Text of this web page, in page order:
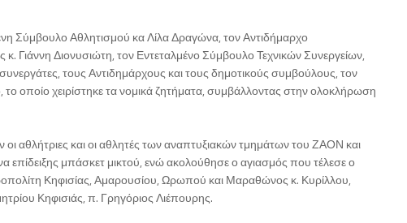
Σύμβουλο Αθλητισμού κα Λίλα Δραγώνα, τον Αντιδήμαρχο
Γιάννη Διονυσιώτη, τον Εντεταλμένο Σύμβουλο Τεχνικών Συνεργείων,
τους Αντιδημάρχους και τους δημοτικούς συμβούλους, τον
οποίο χειρίστηκε τα νομικά ζητήματα, συμβάλλοντας στην ολοκλήρωση
αθλήτριες και οι αθλητές των αναπτυξιακών τμημάτων του ΖΑΟΝ και
επίδειξης μπάσκετ μικτού, ενώ ακολούθησε ο αγιασμός που τέλεσε ο
Κηφισίας, Αμαρουσίου, Ωρωπού και Μαραθώνος κ. Κυρίλλου,
Κηφισιάς, π. Γρηγόριος Λιέπουρης.